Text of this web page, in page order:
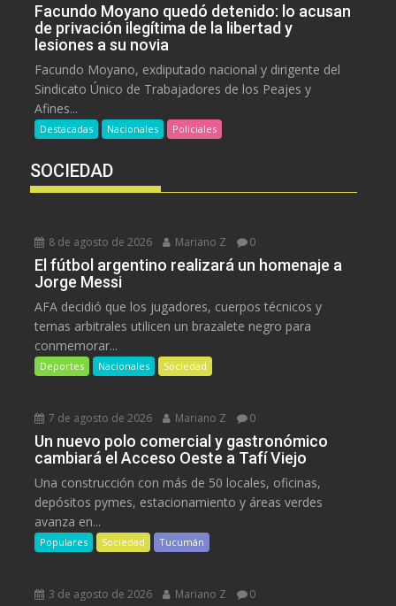
Facundo Moyano quedó detenido: lo acusan
de privación ilegítima de la libertad y
lesiones a su novia
Facundo Moyano, exdiputado nacional y dirigente del
Sindicato Único de Trabajadores de los Peajes y
Afines...
Destacadas Nacionales Policiales
SOCIEDAD
8 de agosto de 2026 Mariano Z 0
El fútbol argentino realizará un homenaje a
Jorge Messi
AFA decidió que los jugadores, cuerpos técnicos y
ternas arbitrales utilicen un brazalete negro para
conmemorar...
Deportes Nacionales Sociedad
7 de agosto de 2026 Mariano Z 0
Un nuevo polo comercial y gastronómico
cambiará el Acceso Oeste a Tafí Viejo
Una construcción con más de 50 locales, oficinas,
depósitos pymes, estacionamiento y áreas verdes
avanza en...
Populares Sociedad Tucumán
3 de agosto de 2026 Mariano Z 0